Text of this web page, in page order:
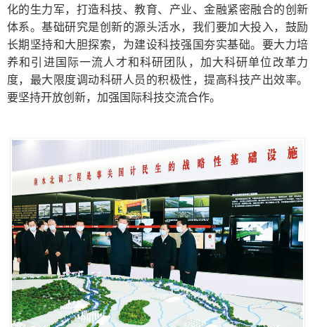
化的生力军，打造科技、教育、产业、金融紧密融合的创新
体系。基础研究是创新的源头活水，我们要加大投入，鼓励
长期坚持和大胆探索，为建设科技强国夯实基础。要大力培
养和引进国际一流人才和科研团队，加大科研单位改革力
度，最大限度调动科研人员的积极性，提高科技产出效率。
要坚持开放创新，加强国际科技交流合作。